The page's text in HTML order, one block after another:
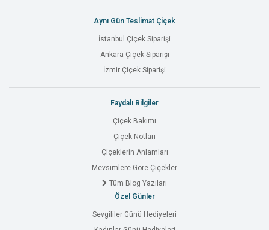
Aynı Gün Teslimat Çiçek
İstanbul Çiçek Siparişi
Ankara Çiçek Siparişi
İzmir Çiçek Siparişi
Faydalı Bilgiler
Çiçek Bakımı
Çiçek Notları
Çiçeklerin Anlamları
Mevsimlere Göre Çiçekler
Tüm Blog Yazıları
Özel Günler
Sevgililer Günü Hediyeleri